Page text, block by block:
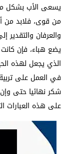
يسعى الأب بشكل
من قوى، فلابد
والعرفان
يضع هباء، فإن
الذي يجعل لهذه
في العمل على
شكر نهائيا حتى
على هذه العبارات